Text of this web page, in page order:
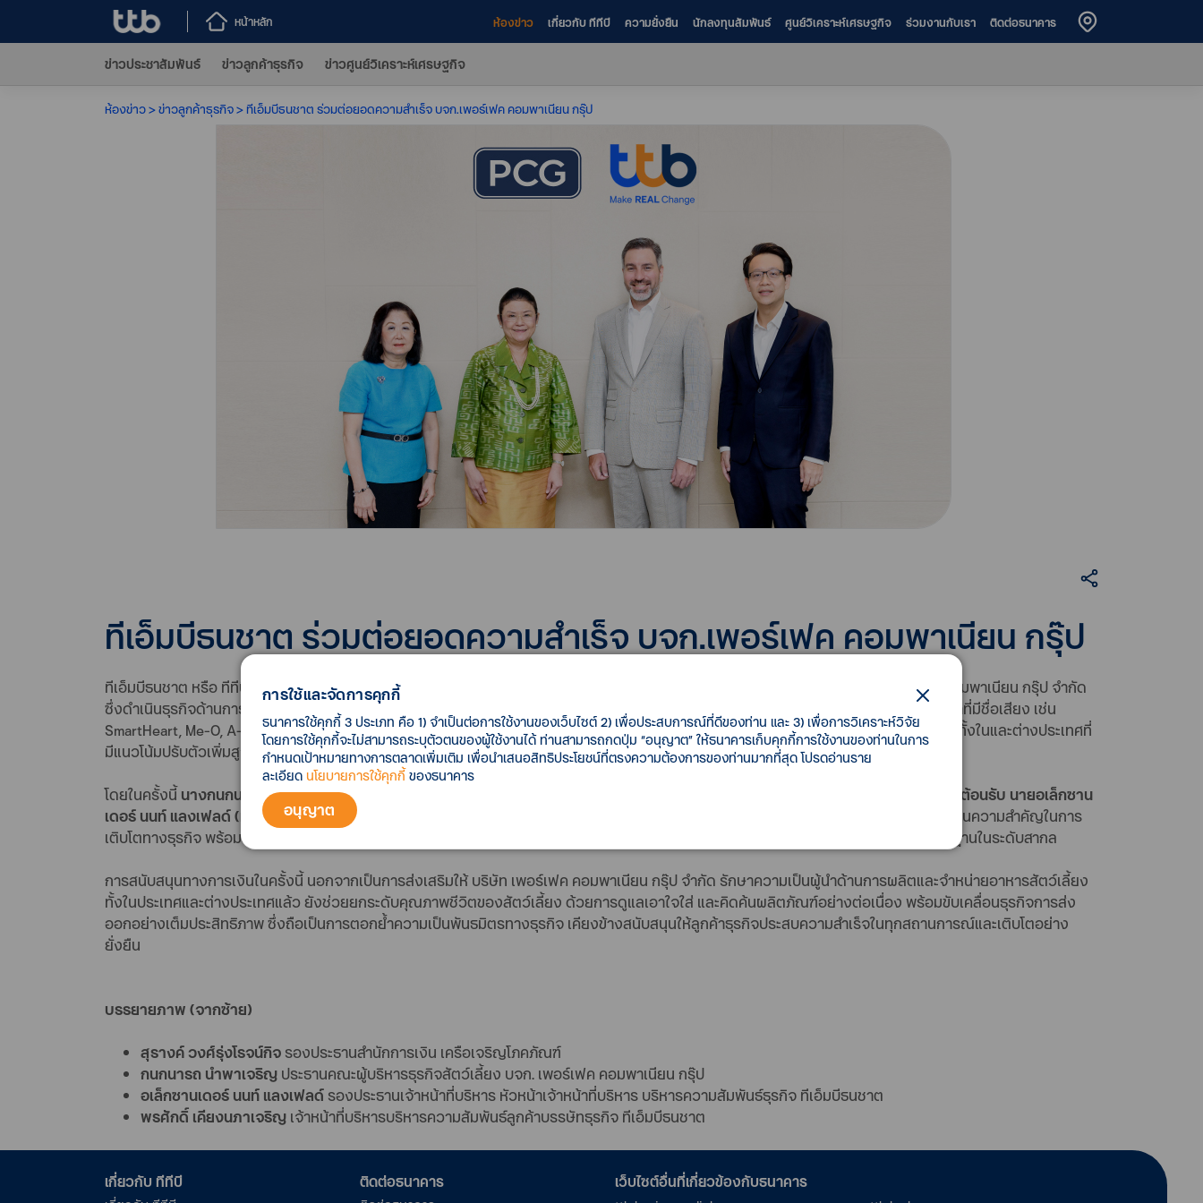
หน้าหลัก ห้องข่าว เกี่ยวกับ ทีทีบี ความยั่งยืน นักลงทุนสัมพันธ์ ศูนย์วิเคราะห์เศรษฐกิจ ร่วมงานกับเรา ติดต่อธนาคาร
ข่าวประชาสัมพันธ์ ข่าวลูกค้าธุรกิจ ข่าวศูนย์วิเคราะห์เศรษฐกิจ
ห้องข่าว ข่าวลูกค้าธุรกิจ ทีเอ็มบีธนชาต ร่วมต่อยอดความสำเร็จ บจก.เพอร์เฟค คอมพาเนียน กรุ๊ป
ทีเอ็มบีธนชาต ร่วมต่อยอดความสำเร็จ บจก.เพอร์เฟค คอมพาเนียน กรุ๊ป
ทีเอ็มบีธนชาต หรือ ทีทีบี ตอกย้ำความเป็นพันธมิตรทางธุรกิจกับกลุ่มเครือเจริญโภคภัณฑ์ โดยให้การสนับสนุนทางการเงินแก่ บริษัท เพอร์เฟค คอมพาเนียน กรุ๊ป จำกัด
ซึ่งดำเนินธุรกิจด้านการผลิตและจำหน่ายอาหารสัตว์เลี้ยงแบบครบวงจร และเป็นผู้นำธุรกิจผลิตและจัดจำหน่ายอาหารสัตว์เลี้ยงภายใต้ตราสินค้าที่มีชื่อเสียง เช่น
SmartHeart, Me-O, A-Pro, Optimum โดยบริษัทมีแผนต่อยอดและขยายธุรกิจเพิ่มกำลังการผลิต เพื่อรองรับความต้องการอาหารสัตว์เลี้ยง จากทั้งในและต่างประเทศที่
มีแนวโน้มปรับตัวเพิ่มสูงขึ้น
โดยในครั้งนี้ นางกนกนารถ นำพาเจริญ (ที่ 2 จากซ้าย) ประธานคณะผู้บริหารธุรกิจสัตว์เลี้ยง บริษัท เพอร์เฟค คอมพาเนียน กรุ๊ป จำกัด ให้การต้อนรับ นายอเล็กซาน
เดอร์ นนท์ แลงเฟลด์ (ที่ 2 จากขวา) รองประธานเจ้าหน้าที่บริหาร หัวหน้าเจ้าหน้าที่บริหาร บริหารความสัมพันธ์ธุรกิจ ทีเอ็มบีธนชาต
ที่ได้เล็งเห็นความสำคัญในการ
เติบโตทางธุรกิจ พร้อมสนับสนุนวงเงินสินเชื่อ จำนวน 1,650 ล้านบาท เพื่อใช้ในการขยายโรงงานอาหารสัตว์เลี้ยงแบบเปียก ที่มีคุณภาพได้มาตรฐานในระดับสากล
การสนับสนุนทางการเงินในครั้งนี้ นอกจากเป็นการส่งเสริมให้ บริษัท เพอร์เฟค คอมพาเนียน กรุ๊ป จำกัด รักษาความเป็นผู้นำด้านการผลิตและจำหน่ายอาหารสัตว์เลี้ยง
ทั้งในประเทศและต่างประเทศแล้ว ยังช่วยยกระดับคุณภาพชีวิตของสัตว์เลี้ยง ด้วยการดูแลเอาใจใส่ และคิดค้นผลิตภัณฑ์อย่างต่อเนื่อง พร้อมขับเคลื่อนธุรกิจการส่ง
ออกอย่างเต็มประสิทธิภาพ ซึ่งถือเป็นการตอกย้ำความเป็นพันธมิตรทางธุรกิจ เคียงข้างสนับสนุนให้ลูกค้าธุรกิจประสบความสำเร็จในทุกสถานการณ์และเติบโตอย่าง
ยั่งยืน
บรรยายภาพ (จากซ้าย)
สุรางค์ วงศ์รุ่งโรจน์กิจ รองประธานสำนักการเงิน เครือเจริญโภคภัณฑ์
กนกนารถ นำพาเจริญ ประธานคณะผู้บริหารธุรกิจสัตว์เลี้ยง บจก. เพอร์เฟค คอมพาเนียน กรุ๊ป
อเล็กซานเดอร์ นนท์ แลงเฟลด์ รองประธานเจ้าหน้าที่บริหาร หัวหน้าเจ้าหน้าที่บริหาร บริหารความสัมพันธ์ธุรกิจ ทีเอ็มบีธนชาต
พรศักดิ์ เคียงนภาเจริญ เจ้าหน้าที่บริหารบริหารความสัมพันธ์ลูกค้าบรรษัทธุรกิจ ทีเอ็มบีธนชาต
การใช้และจัดการคุกกี้
ธนาคารใช้คุกกี้ 3 ประเภท คือ 1) จำเป็นต่อการใช้งานของเว็บไซต์ 2) เพื่อประสบการณ์ที่ดีของท่าน และ 3) เพื่อการวิเคราะห์วิจัย
โดยการใช้คุกกี้จะไม่สามารถระบุตัวตนของผู้ใช้งานได้ ท่านสามารถกดปุ่ม “อนุญาต” ให้ธนาคารเก็บคุกกี้การใช้งานของท่านในการ
กำหนดเป้าหมายทางการตลาดเพิ่มเติม เพื่อนำเสนอสิทธิประโยชน์ที่ตรงความต้องการของท่านมากที่สุด โปรดอ่านราย
ละเอียด นโยบายการใช้คุกกี้ ของธนาคาร
อนุญาต
เกี่ยวกับ ทีทีบี ติดต่อธนาคาร เว็บไซต์อื่นที่เกี่ยวข้องกับธนาคาร